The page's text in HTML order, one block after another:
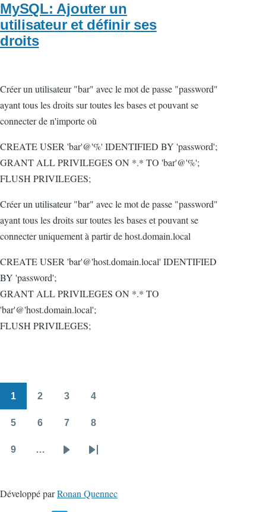
MySQL: Ajouter un
utilisateur et définir ses
droits
Créer un utilisateur "bar" avec le mot de passe "password"
ayant tous les droits sur toutes les bases et pouvant se
connecter de n'importe où
CREATE USER 'bar'@'%' IDENTIFIED BY 'password';
GRANT ALL PRIVILEGES ON *.* TO 'bar'@'%';
FLUSH PRIVILEGES;
Créer un utilisateur "bar" avec le mot de passe "password"
ayant tous les droits sur toutes les bases et pouvant se
connecter uniquement à partir de host.domain.local
CREATE USER 'bar'@'host.domain.local' IDENTIFIED
BY 'password';
GRANT ALL PRIVILEGES ON *.* TO
'bar'@'host.domain.local';
FLUSH PRIVILEGES;
Pagination
1 2 3 4
5 6 7 8
9 …
Page
Dernière
Développé parRonan Quennec